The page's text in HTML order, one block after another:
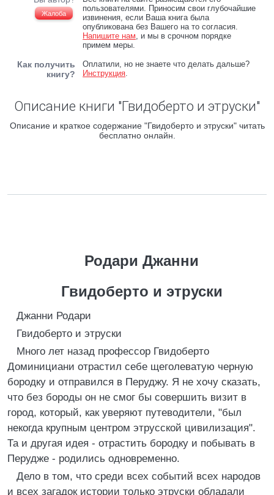
Жалоба
пользователями. Приносим свои глубочайшие
извинения, если Ваша книга была
опубликована без Вашего на то согласия.
Напишите нам, и мы в срочном порядке
примем меры.
Как получить
книгу?
Оплатили, но не знаете что делать дальше?
Инструкция.
Описание книги "Гвидоберто и этруски"
Описание и краткое содержание "Гвидоберто и этруски" читать
бесплатно онлайн.
Родари Джанни
Гвидоберто и этруски
Джанни Родари
Гвидоберто и этруски
Много лет назад профессор Гвидоберто
Доминициани отрастил себе щеголеватую черную
бородку и отправился в Перуджу. Я не хочу сказать,
что без бороды он не смог бы совершить визит в
город, который, как уверяют путеводители, "был
некогда крупным центром этрусской цивилизация".
Та и другая идея - отрастить бородку и побывать в
Перудже - родились одновременно.
Дело в том, что среди всех событий всех народов
и всех загадок истории только этруски обладали